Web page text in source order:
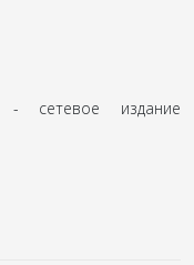
- сетевое издание